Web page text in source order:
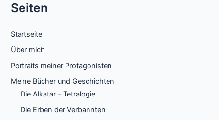
Seiten
Startseite
Über mich
Portraits meiner Protagonisten
Meine Bücher und Geschichten
Die Alkatar – Tetralogie
Die Erben der Verbannten